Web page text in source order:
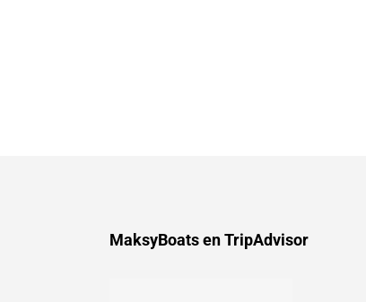
MaksyBoats en TripAdvisor